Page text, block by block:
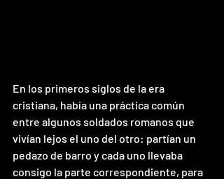
En los primeros siglos de la era
cristiana, había una práctica común
entre algunos soldados romanos que
vivían lejos el uno del otro: partían un
pedazo de barro y cada uno llevaba
consigo la parte correspondiente, para